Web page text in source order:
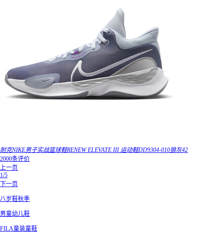
耐克NIKE男子实战篮球鞋RENEW ELEVATE III 运动鞋DD9304-010狼灰42
2000条评价
上一页
1/5
下一页
八岁鞋秋季
男童幼儿鞋
FILA童装童鞋